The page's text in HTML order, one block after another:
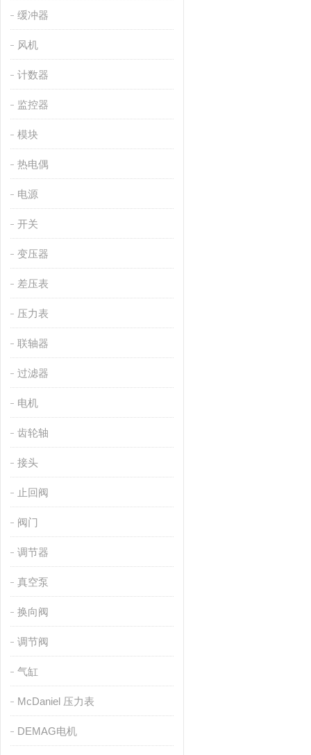
缓冲器
风机
计数器
监控器
模块
热电偶
电源
开关
变压器
差压表
压力表
联轴器
过滤器
电机
齿轮轴
接头
止回阀
阀门
调节器
真空泵
换向阀
调节阀
气缸
McDaniel 压力表
DEMAG电机